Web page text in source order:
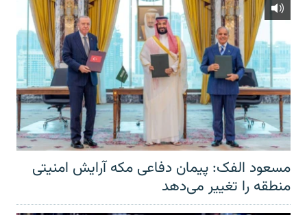
مسعود الفک: پیمان دفاعی مکه آرایش امنیتی
منطقه را تغییر می‌دهد